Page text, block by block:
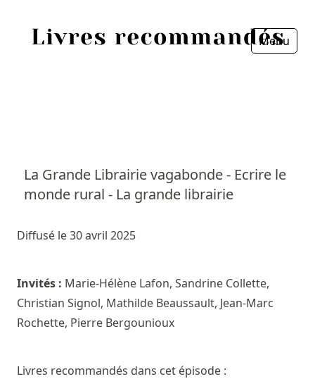
Menu
La Grande Librairie vagabonde - Ecrire le
monde rural - La grande librairie
Diffusé le 30 avril 2025
Invités : Marie-Hélène Lafon, Sandrine Collette,
Christian Signol, Mathilde Beaussault, Jean-Marc
Rochette, Pierre Bergounioux
Livres recommandés dans cet épisode :
Personnes
Livres
Prix littéraires
Fermer